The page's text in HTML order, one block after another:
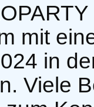
mit
in
Viele